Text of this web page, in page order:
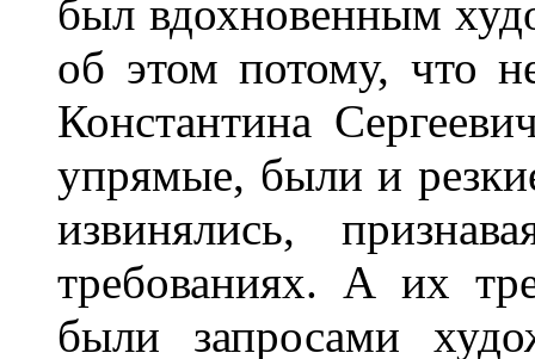
был вдохновенным
об этом потому, что
Константина
упрямые, были и
извинялись,
требованиях. А их
были запросами